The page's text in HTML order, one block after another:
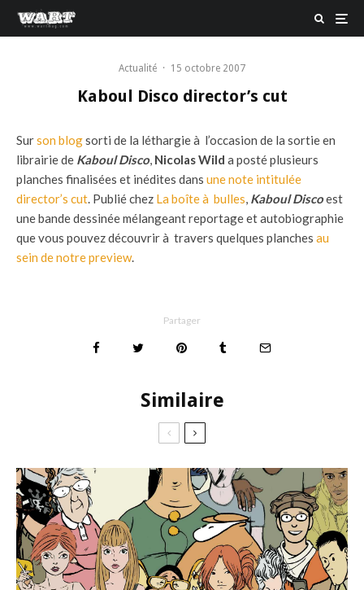
Actualité · 15 octobre 2007
Kaboul Disco director’s cut
Surson blogsorti de la léthargie à l’occasion de la sortie en
librairie de Kaboul Disco, Nicolas Wild a posté plusieurs
planches finalisées et inédites dans une note intitulée
director’s cut. Publié chez La boîte à bulles, Kaboul Discoest
une bande dessinée mélangeant reportage et autobiographie
que vous pouvez découvrir à travers quelques planches au
sein de notre preview.
Partager
Similaire